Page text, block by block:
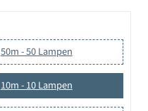
50m - 50 Lampen
10m - 10 Lampen